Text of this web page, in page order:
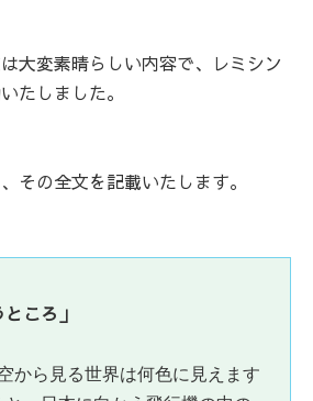
大変素晴らしい内容で、レミシン
たしました。
その全文を記載いたします。
ころ」
から見る世界は何色に見えます